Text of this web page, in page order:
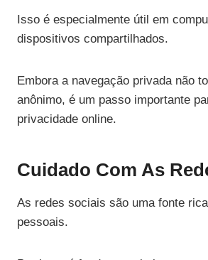
Isso é especialmente útil em
dispositivos compartilhados.
Embora a navegação privada não
anônimo, é um passo importante
privacidade online.
Cuidado Com As
As redes sociais são uma fonte
pessoais.